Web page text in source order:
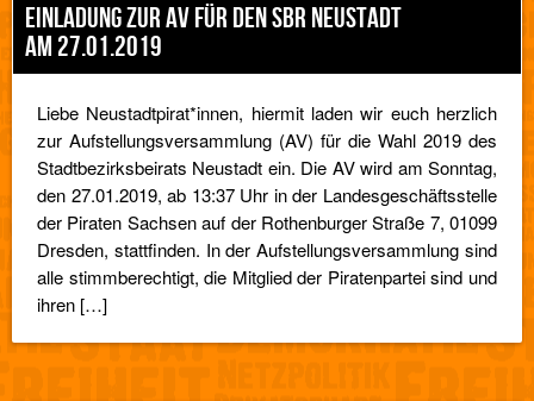
EINLADUNG ZUR AV FÜR DEN SBR NEUSTADT
AM 27.01.2019
Liebe Neustadtpirat*innen, hiermit laden wir euch herzlich
zur Aufstellungsversammlung (AV) für die Wahl 2019 des
Stadtbezirksbeirats Neustadt ein. Die AV wird am Sonntag,
den 27.01.2019, ab 13:37 Uhr in der Landesgeschäftsstelle
der Piraten Sachsen auf der Rothenburger Straße 7, 01099
Dresden, stattfinden. In der Aufstellungsversammlung sind
alle stimmberechtigt, die Mitglied der Piratenpartei sind und
ihren […]